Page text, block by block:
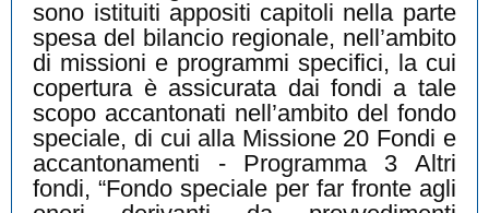
sono istituiti appositi capitoli nella parte
spesa del bilancio regionale, nell’ambito
di missioni e programmi specifici, la cui
copertura è assicurata dai fondi a tale
scopo accantonati nell’ambito del fondo
speciale, di cui alla Missione 20 Fondi e
accantonamenti - Programma 3 Altri
fondi, “Fondo speciale per far fronte agli